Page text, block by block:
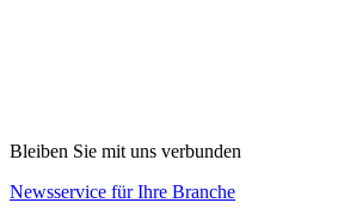
Bleiben Sie mit uns verbunden
Newsservice für Ihre Branche